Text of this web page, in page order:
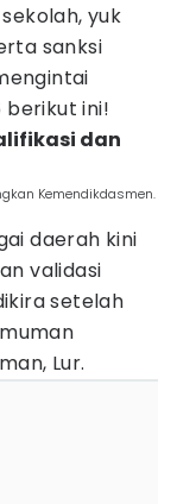
yuk
sanksi
berikut ini!
dan
Kemendikdasmen.
daerah kini
validasi
setelah
Lur.